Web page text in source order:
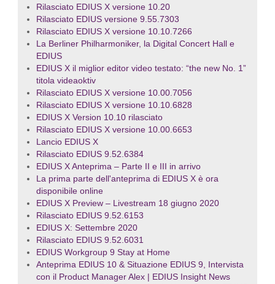
Rilasciato EDIUS X versione 10.20
Rilasciato EDIUS versione 9.55.7303
Rilasciato EDIUS X versione 10.10.7266
La Berliner Philharmoniker, la Digital Concert Hall e
EDIUS
EDIUS X il miglior editor video testato: “the new No. 1”
titola videaoktiv
Rilasciato EDIUS X versione 10.00.7056
Rilasciato EDIUS X versione 10.10.6828
EDIUS X Version 10.10 rilasciato
Rilasciato EDIUS X versione 10.00.6653
Lancio EDIUS X
Rilasciato EDIUS 9.52.6384
EDIUS X Anteprima – Parte II e III in arrivo
La prima parte dell'anteprima di EDIUS X è ora
disponibile online
EDIUS X Preview – Livestream 18 giugno 2020
Rilasciato EDIUS 9.52.6153
EDIUS X: Settembre 2020
Rilasciato EDIUS 9.52.6031
EDIUS Workgroup 9 Stay at Home
Anteprima EDIUS 10 & Situazione EDIUS 9, Intervista
con il Product Manager Alex | EDIUS Insight News